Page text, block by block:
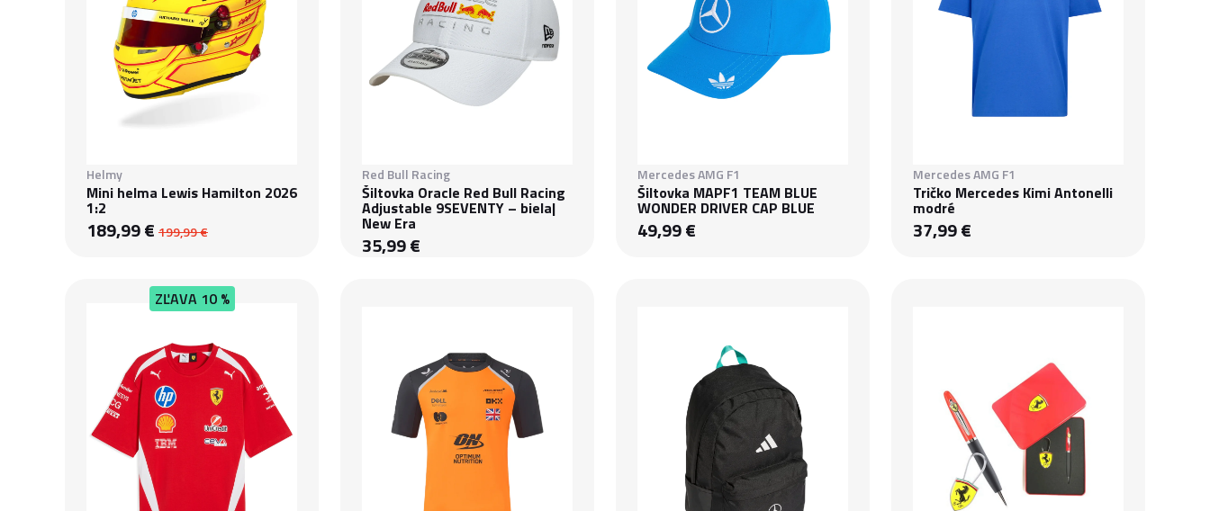
Helmy
Mini helma Lewis Hamilton 2026
1:2
189,99 € 199,99 €
Red Bull Racing
Šiltovka Oracle Red Bull Racing
Adjustable 9SEVENTY – biela|
New Era
35,99 €
Mercedes AMG F1
Šiltovka MAPF1 TEAM BLUE
WONDER DRIVER CAP BLUE
49,99 €
Mercedes AMG F1
Tričko Mercedes Kimi Antonelli
modré
37,99 €
ZĽAVA10 %